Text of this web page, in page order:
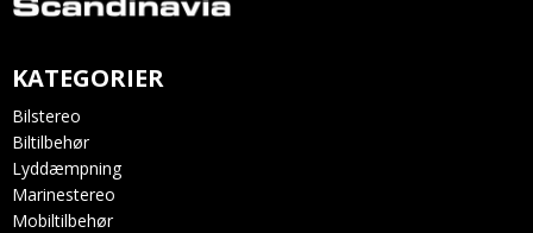
KATEGORIER
Bilstereo
Biltilbehør
Lyddæmpning
Marinestereo
Mobiltilbehør